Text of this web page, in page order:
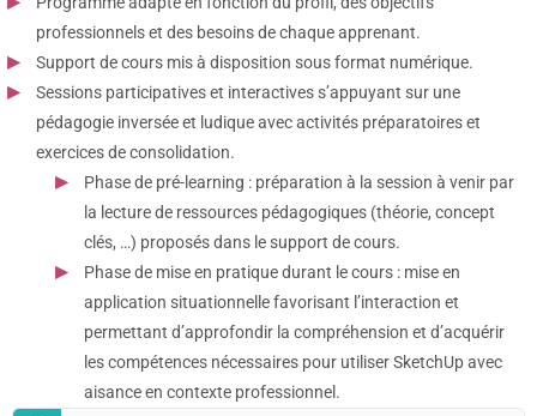
professionnels et des besoins de chaque apprenant.
Support de cours mis à disposition sous format numérique.
Sessions participatives et interactives s’appuyant sur une
pédagogie inversée et ludique avec activités préparatoires et
exercices de consolidation.
Phase de pré-learning : préparation à la session à venir par
la lecture de ressources pédagogiques (théorie, concept
clés, …) proposés dans le support de cours.
Phase de mise en pratique durant le cours : mise en
application situationnelle favorisant l’interaction et
permettant d’approfondir la compréhension et d’acquérir
les compétences nécessaires pour utiliser SketchUp avec
aisance en contexte professionnel.